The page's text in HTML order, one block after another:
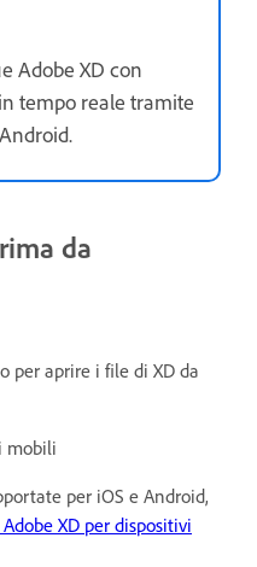
Adobe XD con
tempo reale tramite
da
per aprire i file di XD da
mobili
per iOS e Android,
XD per dispositivi